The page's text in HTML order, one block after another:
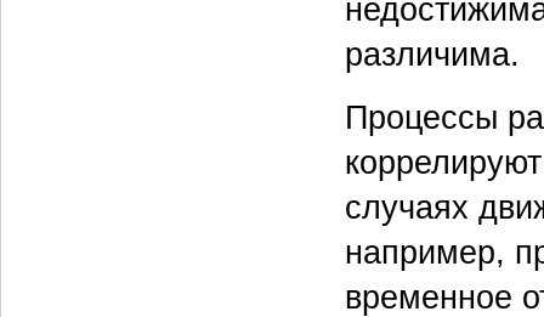
различима.
Процессы
случаях
например,
временное